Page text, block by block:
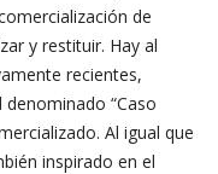
de
y restituir. Hay al
recientes,
“Caso
Al igual que
inspirado en el